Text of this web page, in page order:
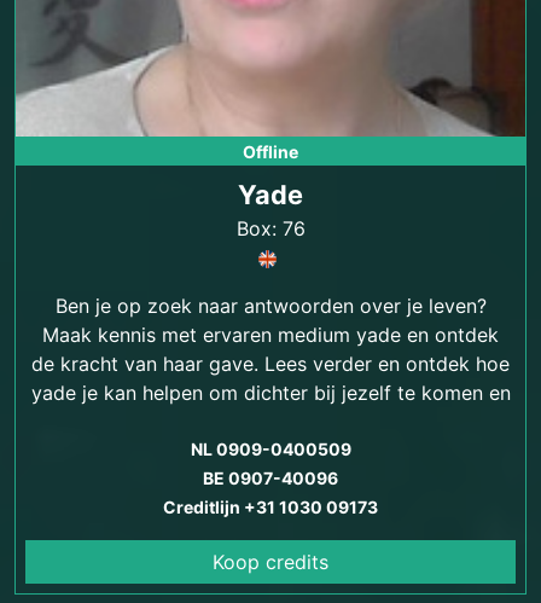
Offline
Yade
Box: 76
Ben je op zoek naar antwoorden over je leven?
Maak kennis met ervaren medium yade en ontdek
de kracht van haar gave. Lees verder en ontdek hoe
yade je kan helpen om dichter bij jezelf te komen en
NL 0909-0400509
BE 0907-40096
Creditlijn +31 1030 09173
Koop credits